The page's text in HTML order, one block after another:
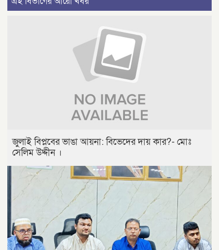
জুলাই বিপ্লবের ভাঙা আয়না: বিভেদের দায় কার?- মোঃ
সেলিম উদ্দীন ।